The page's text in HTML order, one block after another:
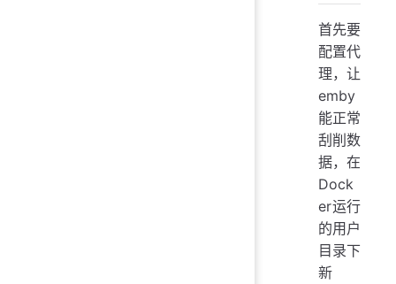
首先要
配置代
理，让
emby
能正常
刮削数
据，在
Dock
er运行
的用户
目录下
新